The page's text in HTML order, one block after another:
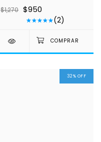
$1,270 $950
(2)
32% OFF